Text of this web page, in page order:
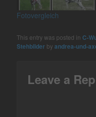
Fotovergleich
This entry was posted inC-
Stehbilder byandrea-und-
Leave a